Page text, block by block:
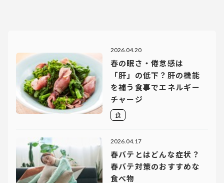
2026.04.20
春の眠さ・倦怠感は
「肝」の低下？肝の機能
を補う食事でエネルギー
チャージ
食
2026.04.17
春バテとはどんな症状？
春バテ対策のおすすめな
食べ物